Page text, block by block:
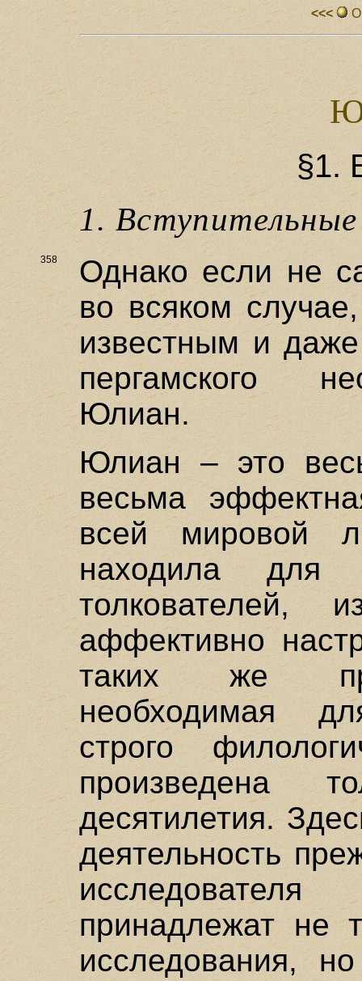
<<<
§1.
1. Вступительные
358
Однако если не
во всяком
известным и
пергамского
Юлиан.
Юлиан – это
весьма
всей мировой
находила для
толкователей,
аффективно
таких же
необходимая
строго
произведена
десятилетия.
деятельность
принадлежат не
исследования,